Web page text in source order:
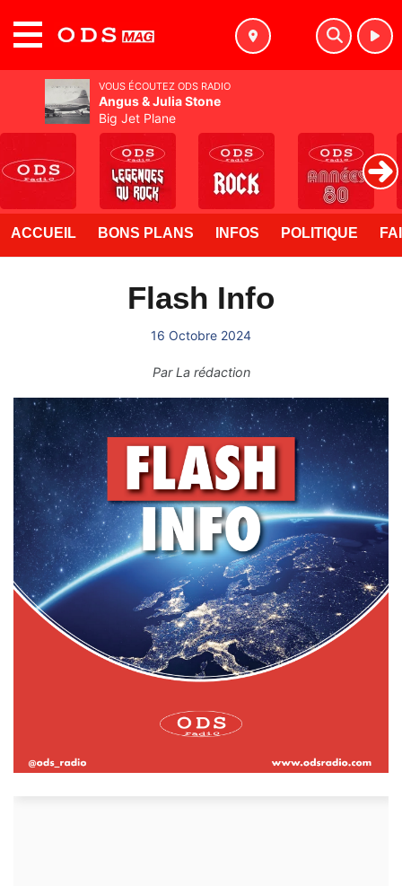
ACCUEIL BONS PLANS INFOS POLITIQUE
Flash Info
16 Octobre 2024
ParLa rédaction
VOUS ÉCOUTEZ ODS RADIO
Angus & Julia Stone
Big Jet Plane